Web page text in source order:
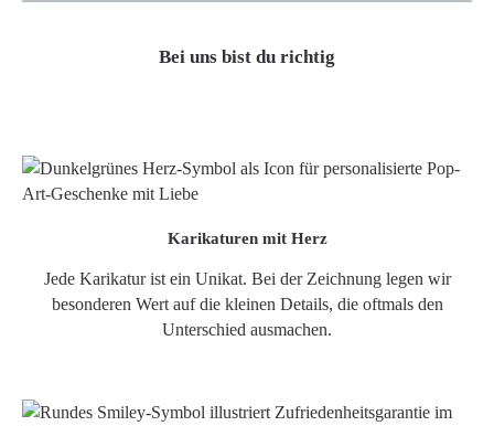
Bei uns bist du richtig
Karikaturen mit Herz
Jede Karikatur ist ein Unikat. Bei der Zeichnung legen wir
besonderen Wert auf die kleinen Details, die oftmals den
Unterschied ausmachen.